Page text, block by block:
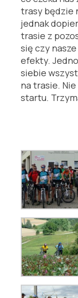
trasy będzie
jednak
trasie z
się czy
efekty.
siebie
na trasie.
startu.